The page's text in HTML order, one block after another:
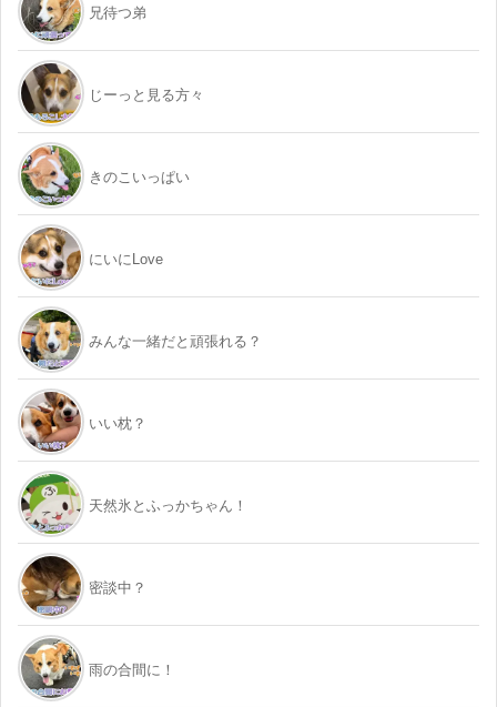
兄待つ弟
じーっと見る方々
きのこいっぱい
にいにLove
みんな一緒だと頑張れる？
いい枕？
天然氷とふっかちゃん！
密談中？
雨の合間に！